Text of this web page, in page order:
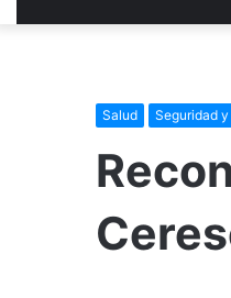
Salud Seguridad